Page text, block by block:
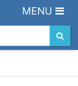
MENU